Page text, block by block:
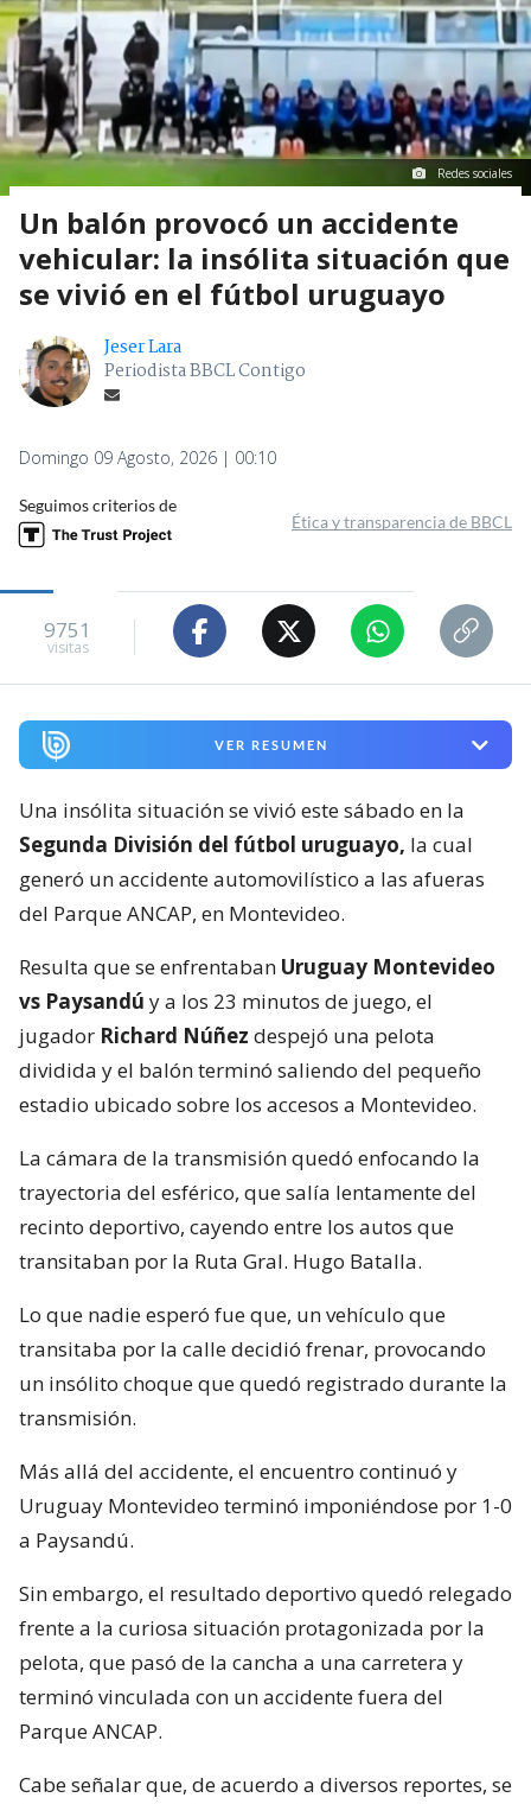
Redes sociales
Un balón provocó un accidente
vehicular: la insólita situación que
se vivió en el fútbol uruguayo
Jeser Lara
Periodista BBCL Contigo
Domingo 09 Agosto, 2026 | 00:10
Seguimos criterios de
Ética y transparencia de BBCL
9751
visitas
VER RESUMEN
Una insólita situación se vivió este sábado en la
Segunda División del fútbol uruguayo, la cual
generó un accidente automovilístico a las afueras
del Parque ANCAP, en Montevideo.
Resulta que se enfrentaban Uruguay Montevideo
vs Paysandú y a los 23 minutos de juego, el
jugador Richard Núñez despejó una pelota
dividida y el balón terminó saliendo del pequeño
estadio ubicado sobre los accesos a Montevideo.
La cámara de la transmisión quedó enfocando la
trayectoria del esférico, que salía lentamente del
recinto deportivo, cayendo entre los autos que
transitaban por la Ruta Gral. Hugo Batalla.
Lo que nadie esperó fue que, un vehículo que
transitaba por la calle decidió frenar, provocando
un insólito choque que quedó registrado durante la
transmisión.
Más allá del accidente, el encuentro continuó y
Uruguay Montevideo terminó imponiéndose por 1-0
a Paysandú.
Sin embargo, el resultado deportivo quedó relegado
frente a la curiosa situación protagonizada por la
pelota, que pasó de la cancha a una carretera y
terminó vinculada con un accidente fuera del
Parque ANCAP.
Cabe señalar que, de acuerdo a diversos reportes, se